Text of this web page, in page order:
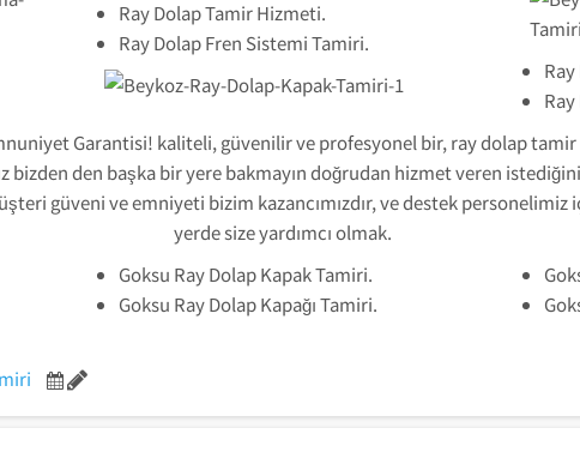
Ray Dolap Tamir Hizmeti.
Ray Dolap Fren Sistemi Tamiri.
Garantisi! kaliteli, güvenilir ve profesyonel bir, ray dolap
bizden den başka bir yere bakmayın doğrudan hizmet veren
güveni ve emniyeti bizim kazancımızdır, ve destek
yerde size yardımcı olmak.
Goksu Ray Dolap Kapak Tamiri.
Goksu Ray Dolap Kapağı Tamiri.